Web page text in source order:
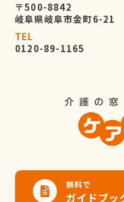
〒500-8842
岐阜県岐阜市金町6-21
TEL
0120-89-1165
無料で
ガイドブッ